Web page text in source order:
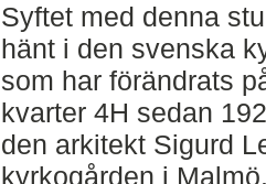
Syftet med denna
hänt i den svenska
som har förändrats
kvarter 4H sedan
den arkitekt Sigurd
kyrkogården i